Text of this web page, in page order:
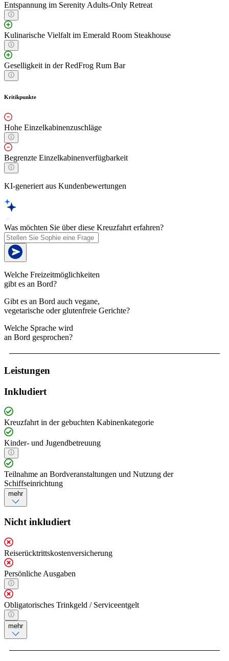
Entspannung im Serenity Adults-Only Retreat
Kulinarische Vielfalt im Emerald Room Steakhouse
Geselligkeit in der RedFrog Rum Bar
Kritikpunkte
Hohe Einzelkabinenzuschläge
Begrenzte Einzelkabinenverfügbarkeit
KI-generiert aus Kundenbewertungen
Was möchten Sie über diese Kreuzfahrt erfahren?
Welche Freizeitmöglichkeiten
gibt es an Bord?
Gibt es an Bord auch vegane,
vegetarische oder glutenfreie Gerichte?
Welche Sprache wird
an Bord gesprochen?
Leistungen
Inkludiert
Kreuzfahrt in der gebuchten Kabinenkategorie
Kinder- und Jugendbetreuung
Teilnahme an Bordveranstaltungen und Nutzung der
Schiffseinrichtung
mehr
Nicht inkludiert
Reiserücktrittskostenversicherung
Persönliche Ausgaben
Obligatorisches Trinkgeld / Serviceentgelt
mehr